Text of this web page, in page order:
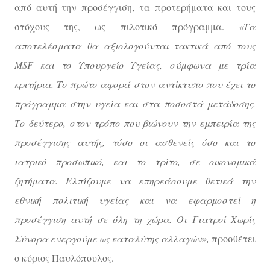
από αυτή την προσέγγιση, τα προτερήματα και τους
στόχους της, ως πιλοτικό πρόγραμμα. «Τα
αποτελέσματα θα αξιολογούνται τακτικά από τους
MSF και το Υπουργείο Υγείας, σύμφωνα με τρία
κριτήρια. Το πρώτο αφορά στον αντίκτυπο που έχει το
πρόγραμμα στην υγεία και στα ποσοστά μετάδοσης.
Το δεύτερο, στον τρόπο που βιώνουν την εμπειρία της
προσέγγισης αυτής, τόσο οι ασθενείς όσο και το
ιατρικό προσωπικό, και το τρίτο, σε οικονομικά
ζητήματα. Ελπίζουμε να επηρεάσουμε θετικά την
εθνική πολιτική υγείας και να εφαρμοστεί η
προσέγγιση αυτή σε όλη τη χώρα. Οι Γιατροί Χωρίς
Σύνορα ενεργούμε ως καταλύτης αλλαγών», προσθέτει
ο κύριος Παυλόπουλος.